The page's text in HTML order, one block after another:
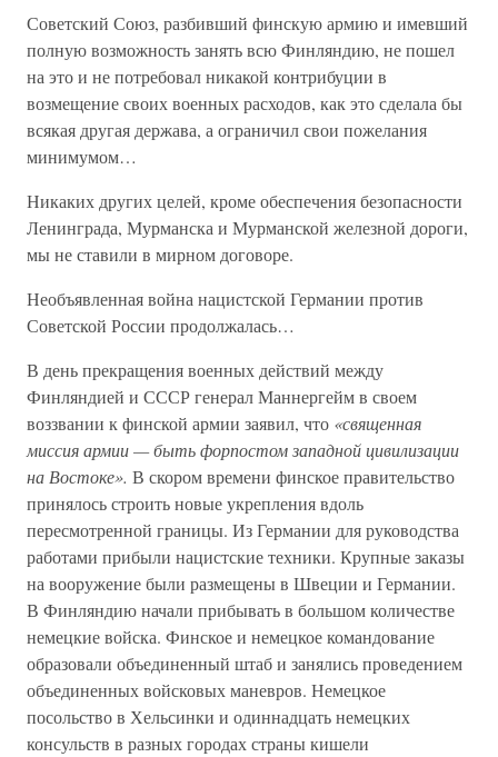
Советский Союз, разбивший финскую армию и имевший
полную возможность занять всю Финляндию, не пошел
на это и не потребовал никакой контрибуции в
возмещение своих военных расходов, как это сделала бы
всякая другая держава, а ограничил свои пожелания
минимумом…
Никаких других целей, кроме обеспечения безопасности
Ленинграда, Мурманска и Мурманской железной дороги,
мы не ставили в мирном договоре.
Необъявленная война нацистской Германии против
Советской России продолжалась…
В день прекращения военных действий между
Финляндией и СССР генерал Маннергейм в своем
воззвании к финской армии заявил, что «священная
миссия армии — быть форпостом западной цивилизации
на Востоке». В скором времени финское правительство
принялось строить новые укрепления вдоль
пересмотренной границы. Из Германии для руководства
работами прибыли нацистские техники. Крупные заказы
на вооружение были размещены в Швеции и Германии.
В Финляндию начали прибывать в большом количестве
немецкие войска. Финское и немецкое командование
образовали объединенный штаб и занялись проведением
объединенных войсковых маневров. Немецкое
посольство в Хельсинки и одиннадцать немецких
консульств в разных городах страны кишели